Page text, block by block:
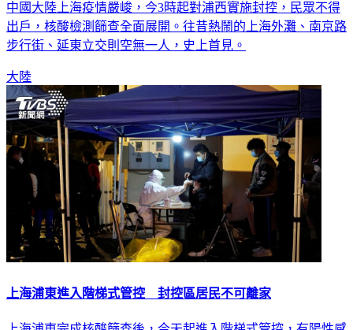
中國大陸上海疫情嚴峻，今3時起對浦西實施封控，民眾不得
出戶，核酸檢測篩查全面展開。往昔熱鬧的上海外灘、南京路
步行街、延東立交則空無一人，史上首見。
大陸
上海浦東進入階梯式管控 封控區居民不可離家